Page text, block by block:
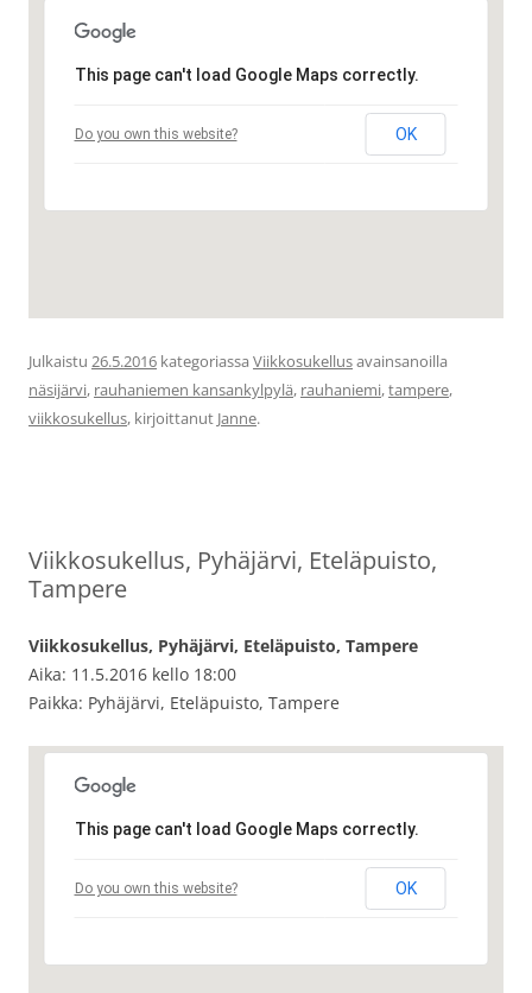
This page can't load Google Maps correctly.
Do you own this website? OK
Julkaistu 26.5.2016 kategoriassa Viikkosukellusavainsanoilla
näsijärvi, rauhaniemen kansankylpylä, rauhaniemi,tampere,
viikkosukellus, kirjoittanut Janne.
Viikkosukellus, Pyhäjärvi, Eteläpuisto,
Tampere
Viikkosukellus, Pyhäjärvi, Eteläpuisto, Tampere
Aika: 11.5.2016 kello 18:00
Paikka: Pyhäjärvi, Eteläpuisto, Tampere
This page can't load Google Maps correctly.
Do you own this website? OK